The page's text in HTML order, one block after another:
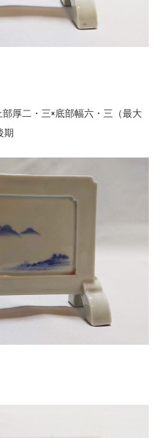
厚二・三×底部幅六・三（最大
期